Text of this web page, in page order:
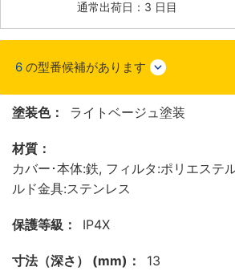
通常出荷日：3 日目
6 の型番候補があります
塗装色： ライトベージュ塗装
材質：
カバー･本体:鉄, フィルタ:ポリエステ
ルド金具:ステンレス
保護等級： IP4X
寸法（深さ） (mm)： 13